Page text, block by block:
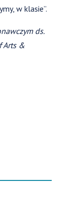
w klasie”.
ds.
Arts &